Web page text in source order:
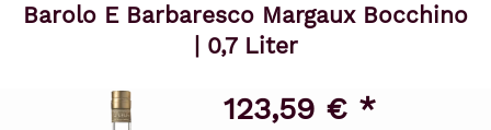
Barolo E Barbaresco Margaux Bocchino
| 0,7 Liter
123,59 € *